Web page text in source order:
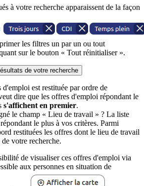
à votre recherche apparaissent de la façon
les filtres un par un ou tout
sur le bouton « Tout réinitialiser ».
de votre recherche
est restituée par ordre de
dire que les offres d'emploi répondant le
s'affichent en premier.
le champ « Lieu de travail » ? La liste
le plus à vos critères. Parmi
restituées les offres dont le lieu de travail
votre recherche.
de visualiser ces offres d'emploi via
aux personnes en situation de